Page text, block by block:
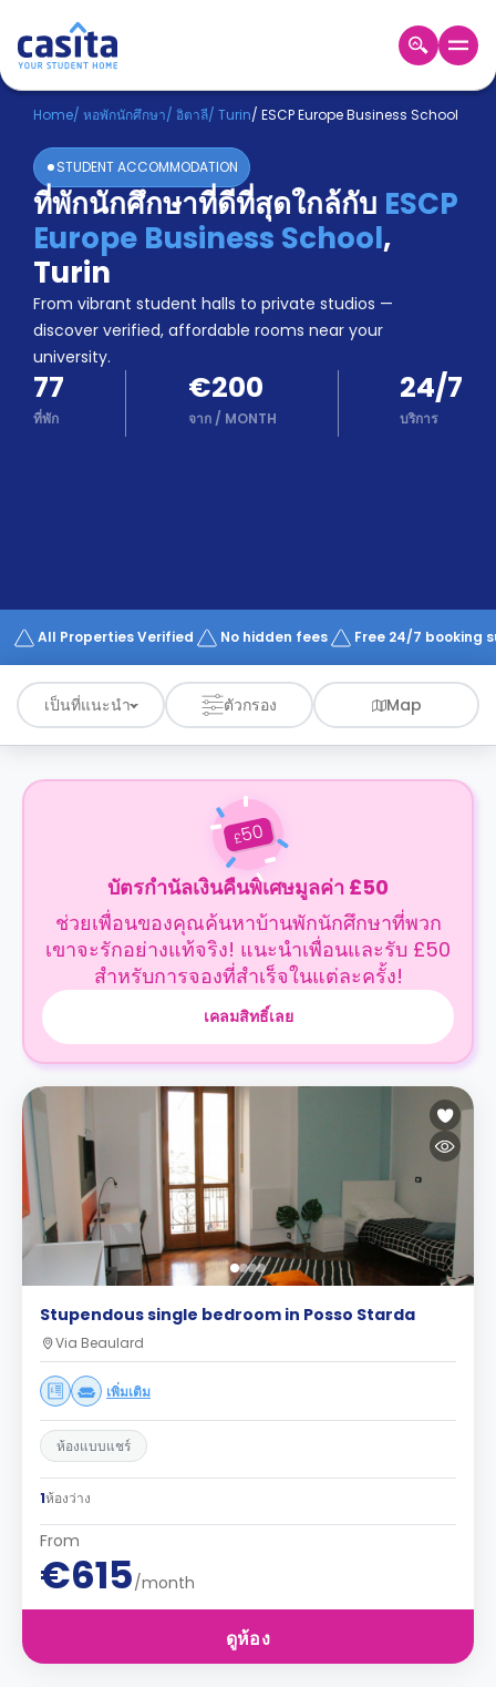
Home TH EUR
เข้าสู่
ระบบ
Booking
Accommodation
About
us
Blog
Refer
And
Earn
Become
A
Partner
Works
Home/ หอพักนักศึกษา/ อิตาลี/ Turin/ ESCP Europe Business School
STUDENT ACCOMMODATION
ที่พักนักศึกษาที่ดีที่สุดใกล้กับ ESCP
Europe Business School,
Turin
From vibrant student halls to private studios —
discover verified, affordable rooms near your
university.
77
ที่พัก
€200
จาก/ MONTH
24/7
บริการ
All Properties Verified No hidden fees Free 24/7 booking
เป็นที่แนะนำ ตัวกรอง Map
£50
บัตรกำนัลเงินคืนพิเศษมูลค่า £50
ช่วยเพื่อนของคุณค้นหาบ้านพักนักศึกษาที่พวก
เขาจะรักอย่างแท้จริง! แนะนำเพื่อนและรับ £50
สำหรับการจองที่สำเร็จในแต่ละครั้ง!
เคลมสิทธิ์เลย
Stupendous single bedroom in Posso Starda
Via Beaulard
เพิ่มเติม
ห้องแบบแชร์
1ห้องว่าง
From
€615/month
ดูห้อง